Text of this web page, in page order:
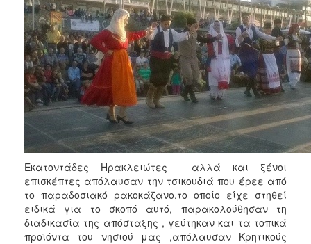
2006
ΔΗΜΟΤΗΣ
ΕΠΙΣΚΕΠΤΗΣ
ΗΡΑΚΛΕΙΟ
Εκατοντάδες Ηρακλειώτες αλλά και ξένοι
επισκέπτες απόλαυσαν την τσικουδιά που έρεε από
το παραδοσιακό ρακοκάζανο,το οποίο είχε στηθεί
ειδικά για το σκοπό αυτό, παρακολούθησαν τη
διαδικασία της απόσταξης , γεύτηκαν και τα τοπικά
προϊόντα του νησιού μας ,απόλαυσαν Κρητικούς